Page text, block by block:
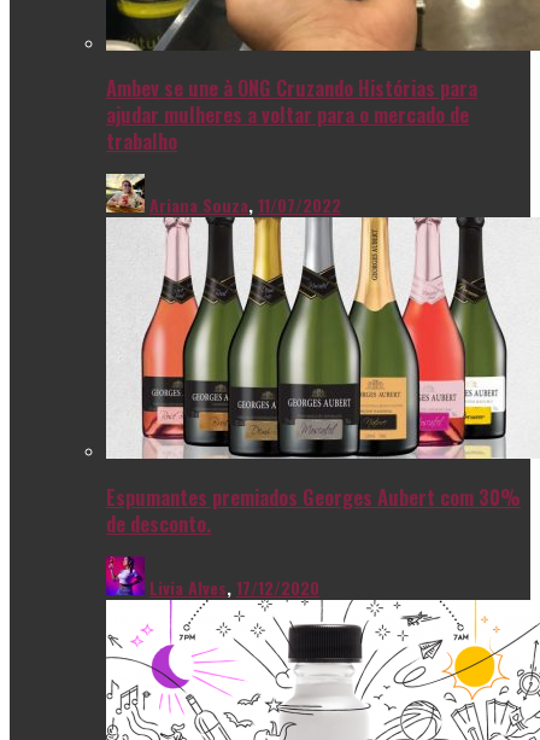
Ambev se une à ONG Cruzando Histórias para
ajudar mulheres a voltar para o mercado de
trabalho
Ariana Souza,11/07/2022
Espumantes premiados Georges Aubert com 30%
de desconto.
Livia Alves,17/12/2020